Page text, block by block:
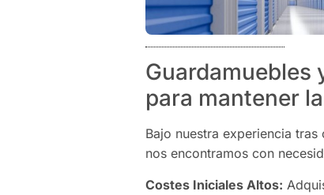
Guardamuebles
para mantener
Bajo nuestra experiencia
nos encontramos con
Costes Iniciales Altos: